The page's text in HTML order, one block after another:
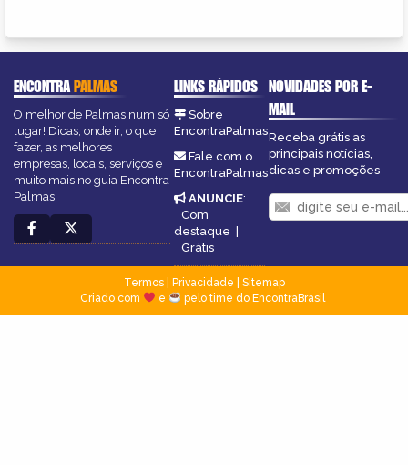
ENCONTRAPALMAS
O melhor de Palmas num só
lugar! Dicas, onde ir, o que
fazer, as melhores
empresas, locais, serviços e
muito mais no guia Encontra
Palmas.
LINKS RÁPIDOS
Sobre
EncontraPalmas
Fale com o
EncontraPalmas
ANUNCIE:
Com
destaque |
Grátis
NOVIDADES POR E-
MAIL
Receba grátis as
principais notícias,
dicas e promoções
Termos| Privacidade
Sitemap
Criado com
e pelo time do EncontraBrasil